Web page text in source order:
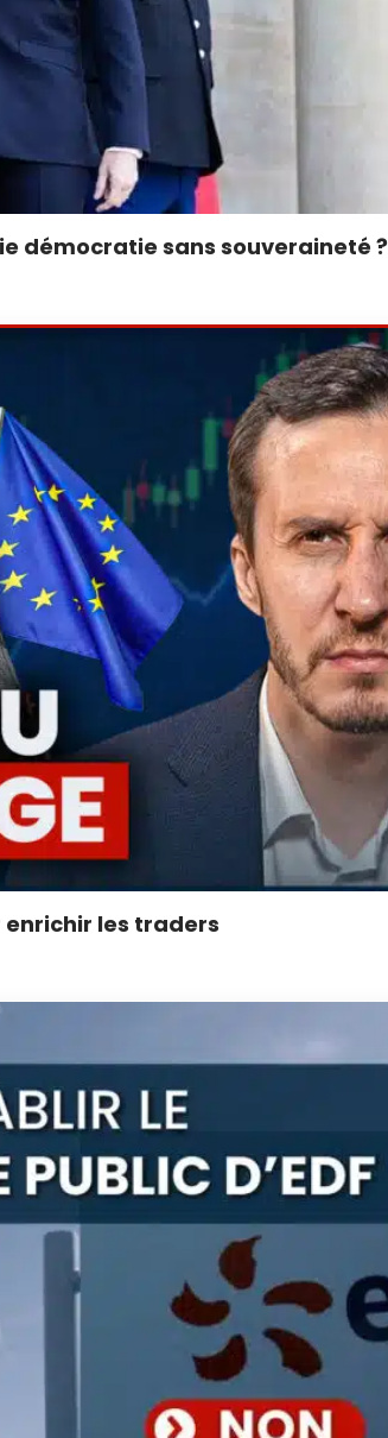
démocratie sans souveraineté ?
enrichir les traders